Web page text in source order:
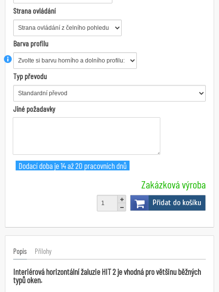
Strana ovládání
Barva profilu
Typ převodu
Jiné požadavky
Dodací doba je 14 až 20 pracovních dnů
Zakázková výroba
Přidat do košíku
Popis Přílohy
Interiérová horizontální žaluzie HIT 2 je vhodná pro většinu běžných
typů oken.